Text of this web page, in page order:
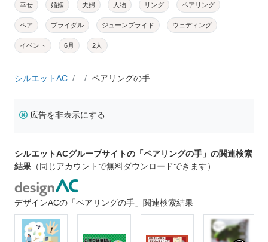
幸せ 婚姻 夫婦 人物 リング ペアリング
ペア ブライダル ジューンブライド ウェディング
イベント 6月 2人
シルエットAC ペアリングの手
広告を非表示にする
シルエットACグループサイトの「ペアリングの手」の関連検索
結果 （同じアカウントで無料ダウンロードできます）
デザインACの「ペアリングの手」関連検索結果